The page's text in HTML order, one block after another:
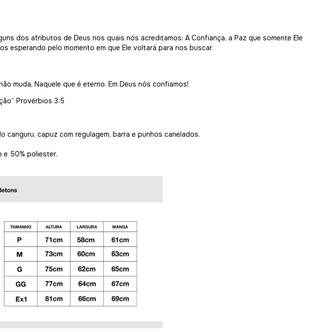
dos atributos de Deus nos quais nós acreditamos: A Confiança, a Paz que somente Ele
esperando pelo momento em que Ele voltará para nos buscar.
muda, Naquele que é eterno. Em Deus nós confiamos!
Provérbios 3:5
capuz com regulagem, barra e punhos canelados.
e 50% poliester.